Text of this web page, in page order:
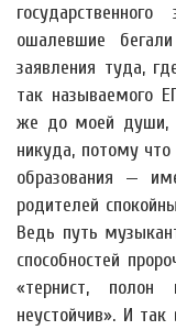
ошалевшие
заявления туда,
так называемого
же до моей души,
никуда, потому
образования —
родителей
Ведь путь
способностей
«тернист, полон
неустойчив». И